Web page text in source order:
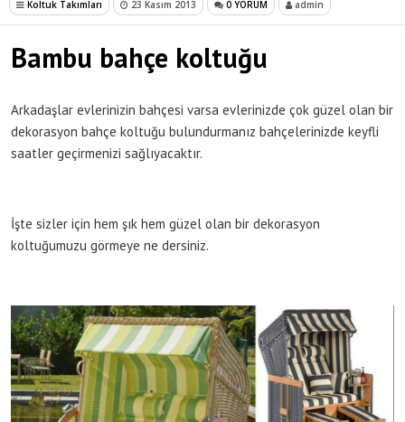
Koltuk Takımları 23 Kasım 2013 0 YORUM admin
Bambu bahçe koltuğu
Arkadaşlar evlerinizin bahçesi varsa evlerinizde çok güzel olan bir
dekorasyon bahçe koltuğu bulundurmanız bahçelerinizde keyfli
saatler geçirmenizi sağlıyacaktır.
İşte sizler için hem şık hem güzel olan bir dekorasyon
koltuğumuzu görmeye ne dersiniz.